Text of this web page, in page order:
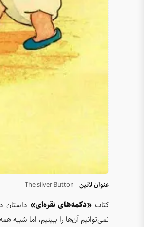
عنوان لاتین The silver Button
کتاب «دکمه‌ها‌ی نقره‌ای» داستان
نمی‌توانیم آن‌ها را ببینیم، اما شبیه